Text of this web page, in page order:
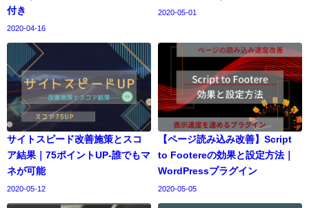
付き
2020-04-16
2020-05-01
サイトスピード改善施策とスコ
ア結果｜75ポイントUP-誰でもマ
ネが可能
2020-05-12
【ページ読み込み改善】Script
to Footereの効果と設定方法｜
WordPressプラグイン
2020-05-05